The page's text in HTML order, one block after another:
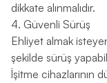
dikkate alınmalıdır.
4. Güvenli Sürüş
Ehliyet almak
şekilde sürüş
İşitme cihazlarının